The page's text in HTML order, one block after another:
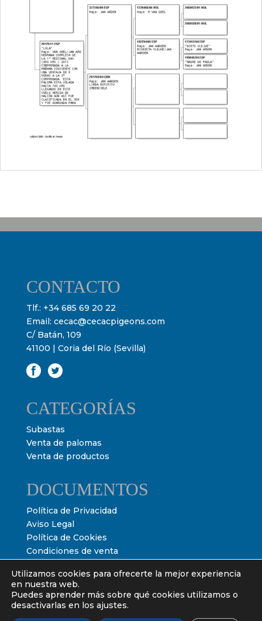
CONTACTO
Tlf.: +34 685 69 20 22
Email: cecac@cecacpigeons.com
C/ Batán, 109
41100 | Coria del Río (Sevilla)
CATEGORÍAS
Subastas
Venta de palomas
Venta de productos
DOCUMENTOS
Política de Privacidad
Aviso Legal
Política de Cookies
Condiciones de venta
Utilizamos cookies para ofrecerte la mejor experiencia
en nuestra web.
Puedes aprender más sobre qué cookies utilizamos o
desactivarlas en los ajustes.